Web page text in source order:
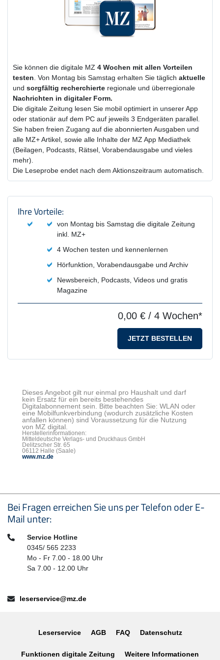
Sie können die digitale MZ 4 Wochen mit allen Vorteilen
testen. Von Montag bis Samstag erhalten Sie täglich aktuelle
und sorgfältig recherchierte regionale und überregionale
Nachrichten in digitaler Form.
Die digitale Zeitung lesen Sie mobil optimiert in unserer App
oder stationär auf dem PC auf jeweils 3 Endgeräten parallel.
Sie haben freien Zugang auf die abonnierten Ausgaben und
alle MZ+ Artikel, sowie alle Inhalte der MZ App Mediathek
(Beilagen, Podcasts, Rätsel, Vorabendausgabe und vieles
mehr).
Die Leseprobe endet nach dem Aktionszeitraum automatisch.
Produktzusammenfassung und
Ihre Vorteile:
von Montag bis Samstag die digitale Zeitung
inkl. MZ+
4 Wochen testen und kennenlernen
Hörfunktion, Vorabendausgabe und Archiv
Newsbereich, Podcasts, Videos und gratis
Magazine
0,00 € / 4 Wochen*
JETZT BESTELLEN
Dieses Angebot gilt nur einmal pro Haushalt und darf
kein Ersatz für ein bereits bestehendes
Digitalabonnement sein. Bitte beachten Sie: WLAN oder
eine Mobilfunkverbindung (wodurch zusätzliche Kosten
anfallen können) sind Voraussetzung für die Nutzung
von MZ digital.
Herstellerinformationen:
Mitteldeutsche Verlags- und Druckhaus GmbH
Delitzscher Str. 65
06112 Halle (Saale)
www.mz.de
Seitenfußbereich
Bei Fragen erreichen Sie uns per Telefon oder E-
Mail unter:
Telefon:Service Hotline
0345/ 565 2233
Mo - Fr 7.00 - 18.00 Uhr
Sa 7.00 - 12.00 Uhr
E-Mail:leserservice@mz.de
Leserservice AGB FAQ Datenschutz
Funktionen digitale Zeitung Weitere Informationen